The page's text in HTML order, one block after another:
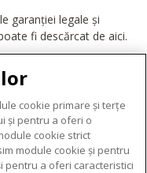
garanției legale și
fi descărcat de aici.
cookie primare și terțe
și pentru a oferi o
cookie strict
module cookie și pentru
pentru a oferi caracteristici